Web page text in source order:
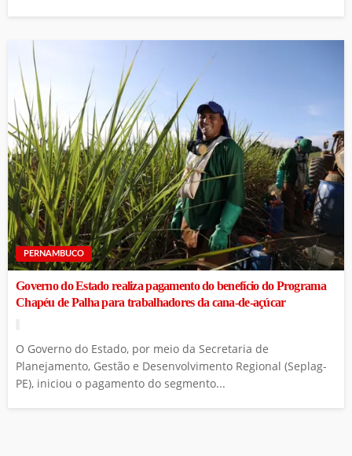
PERNAMBUCO
Governo do Estado realiza pagamento do benefício do Programa
Chapéu de Palha para trabalhadores da cana-de-açúcar
O Governo do Estado, por meio da Secretaria de
Planejamento, Gestão e Desenvolvimento Regional (Seplag-
PE), iniciou o pagamento do segmento...